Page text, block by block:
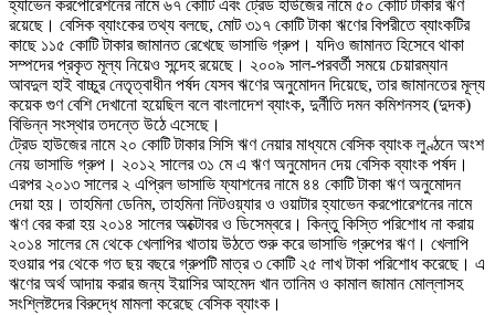
হ্যাভেন করপোরেশনের নামে ৬৭ কোটি এবং ট্রেড হাউজের নামে ৫০ কোটি টাকার ঋণ
রয়েছে। বেসিক ব্যাংকের তথ্য বলছে, মোট ৩১৭ কোটি টাকা ঋণের বিপরীতে ব্যাংকটির
কাছে ১১৫ কোটি টাকার জামানত রেখেছে ভাসাভি গ্রুপ। যদিও জামানত হিসেবে থাকা
সম্পদের প্রকৃত মূল্য নিয়েও সন্দেহ রয়েছে। ২০০৯ সাল-পরবর্তী সময়ে চেয়ারম্যান
আবদুল হাই বাচ্চুর নেতৃত্বাধীন পর্ষদ যেসব ঋণের অনুমোদন দিয়েছে, তার জামানতের মূল্য
কয়েক গুণ বেশি দেখানো হয়েছিল বলে বাংলাদেশ ব্যাংক, দুর্নীতি দমন কমিশনসহ (দুদক)
বিভিন্ন সংস্থার তদন্তে উঠে এসেছে।
ট্রেড হাউজের নামে ২০ কোটি টাকার সিসি ঋণ নেয়ার মাধ্যমে বেসিক ব্যাংক লুণ্ঠনে অংশ
নেয় ভাসাভি গ্রুপ। ২০১২ সালের ৩১ মে এ ঋণ অনুমোদন দেয় বেসিক ব্যাংক পর্ষদ।
এরপর ২০১৩ সালের ২ এপ্রিল ভাসাভি ফ্যাশনের নামে ৪৪ কোটি টাকা ঋণ অনুমোদন
দেয়া হয়। তাহমিনা ডেনিম, তাহমিনা নিটওয়্যার ও ওয়াটার হ্যাভেন করপোরেশনের নামে
ঋণ বের করা হয় ২০১৪ সালের অক্টোবর ও ডিসেম্বরে। কিন্তু কিস্তি পরিশোধ না করায়
২০১৪ সালের মে থেকে খেলাপির খাতায় উঠতে শুরু করে ভাসাভি গ্রুপের ঋণ। খেলাপি
হওয়ার পর থেকে গত ছয় বছরে গ্রুপটি মাত্র ৩ কোটি ২৫ লাখ টাকা পরিশোধ করেছে। এ
ঋণের অর্থ আদায় করার জন্য ইয়াসির আহমেদ খান তানিম ও কামাল জামান মোল্লাসহ
সংশ্লিষ্টদের বিরুদ্ধে মামলা করেছে বেসিক ব্যাংক।